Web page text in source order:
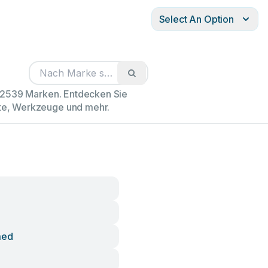
Select An Option
Marken. Entdecken Sie
Werkzeuge und mehr.